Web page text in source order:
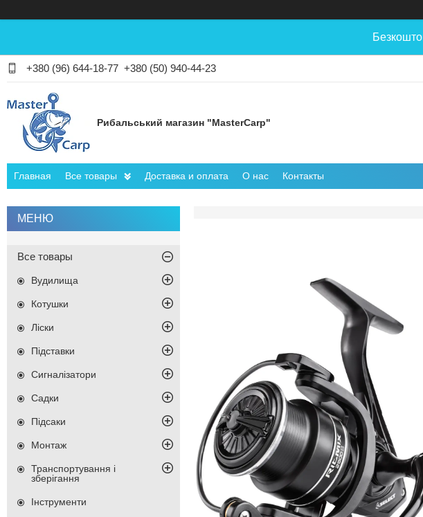
+380 (96) 644-18-77 +380 (50) 940-44-23
Рибальський магазин "MasterCarp"
Главная Все товары Доставка и оплата О нас Контакты
Все товары
Вудилища
Котушки
Ліски
Підставки
Сигналізатори
Садки
Підсаки
Монтаж
Транспортування і
зберігання
Інструменти